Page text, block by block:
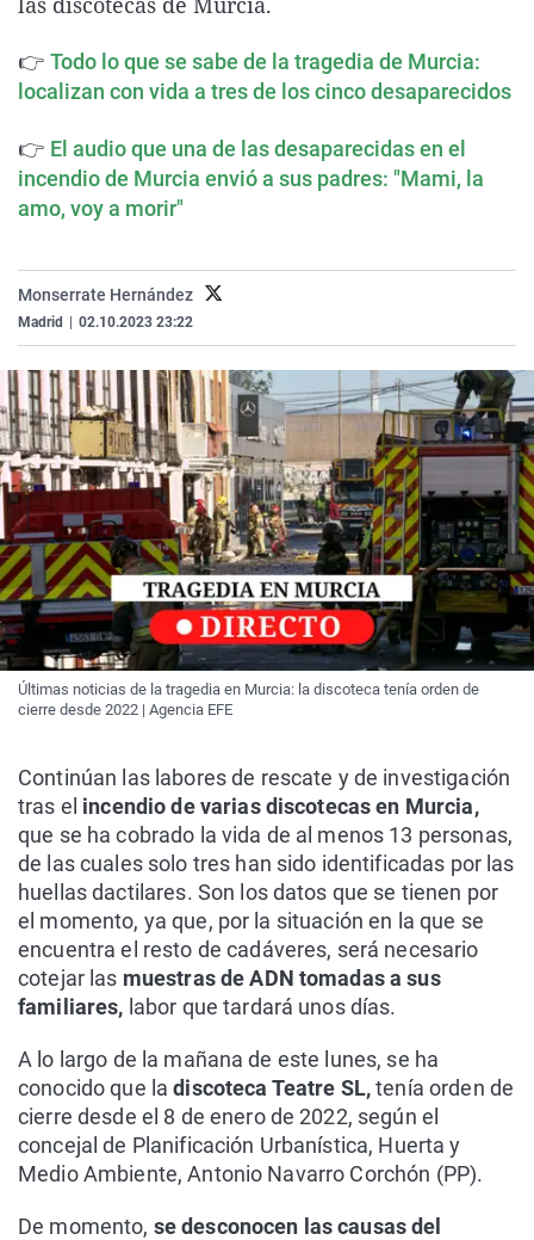
Gente viajera
Como el perro y el
Retornados
Equipo de
Operación Viuda
Galicia
La Rioja
Navarra
País Vasco
Televisión
Elecciones
👉 Todo lo que se sabe de la tragedia de Murcia:
localizan con vida a tres de los cinco desaparecidos
👉 El audio que una de las desaparecidas en el
incendio de Murcia envió a sus padres: "Mami, la
amo, voy a morir"
Monserrate Hernández
Madrid 02.10.2023 23:22
Últimas noticias de la tragedia en Murcia: la discoteca tenía orden de
cierre desde 2022 | Agencia EFE
Continúan las labores de rescate y de investigación
tras el incendio de varias discotecas en Murcia,
que se ha cobrado la vida de al menos 13 personas,
de las cuales solo tres han sido identificadas por las
huellas dactilares. Son los datos que se tienen por
el momento, ya que, por la situación en la que se
encuentra el resto de cadáveres, será necesario
cotejar las muestras de ADN tomadas a sus
familiares, labor que tardará unos días.
A lo largo de la mañana de este lunes, se ha
conocido que ladiscoteca Teatre SL,tenía orden de
cierre desde el 8 de enero de 2022, según el
concejal de Planificación Urbanística, Huerta y
Medio Ambiente, Antonio Navarro Corchón (PP).
De momento, se desconocen las causas del